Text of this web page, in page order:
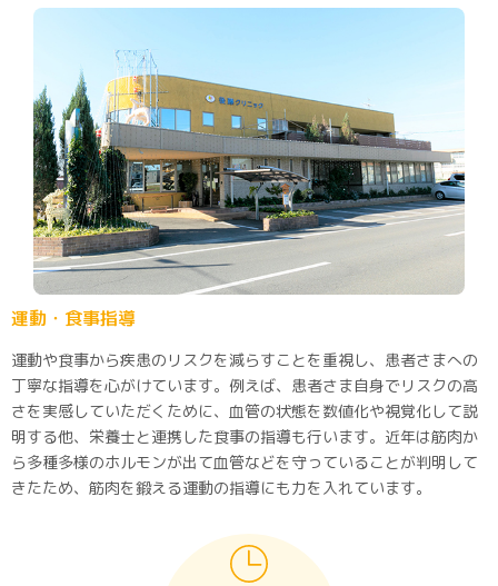
運動・食事指導
運動や食事から疾患のリスクを減らすことを重視し、患者さまへの
丁寧な指導を心がけています。例えば、患者さま自身でリスクの高
さを実感していただくために、血管の状態を数値化や視覚化して説
明する他、栄養士と連携した食事の指導も行います。近年は筋肉か
ら多種多様のホルモンが出て血管などを守っていることが判明して
きたため、筋肉を鍛える運動の指導にも力を入れています。